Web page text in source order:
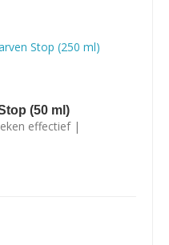
(50 ml)
effectief |